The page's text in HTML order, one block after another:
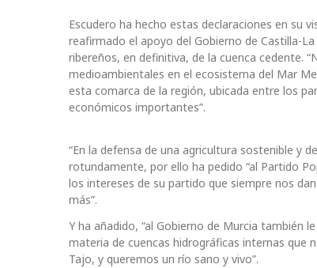
Escudero ha hecho estas declaraciones en su
reafirmado el apoyo del Gobierno de Castilla-
ribereños, en definitiva, de la cuenca cedente.
medioambientales en el ecosistema del Mar
esta comarca de la región, ubicada entre los
económicos importantes”.
“En la defensa de una agricultura sostenible y
rotundamente, por ello ha pedido “al Partido
los intereses de su partido que siempre nos
más”.
Y ha añadido, “al Gobierno de Murcia también
materia de cuencas hidrográficas internas que
Tajo, y queremos un río sano y vivo”.